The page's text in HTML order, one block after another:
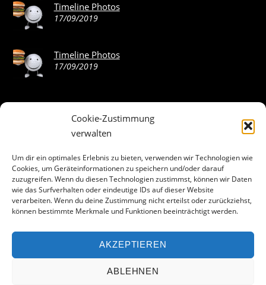
Cookie-Zustimmung
verwalten
Um dir ein optimales Erlebnis zu bieten, verwenden wir Technologien wie
Cookies, um Geräteinformationen zu speichern und/oder darauf
zuzugreifen. Wenn du diesen Technologien zustimmst, können wir Daten
wie das Surfverhalten oder eindeutige IDs auf dieser Website
verarbeiten. Wenn du deine Zustimmung nicht erteilst oder zurückziehst,
können bestimmte Merkmale und Funktionen beeinträchtigt werden.
AKZEPTIEREN
ABLEHNEN
Timeline Photos
17/09/2019
Timeline Photos
17/09/2019
ABOUT THE LANDING THEME…
The Landing theme is a one-page design WordPress theme
that’s focused on getting your audience to follow-through
with your call-to-action. Built to work seamlessly with our
drag & drop Builder plugin, it gives you the ability to
customize the look and feel of your content.